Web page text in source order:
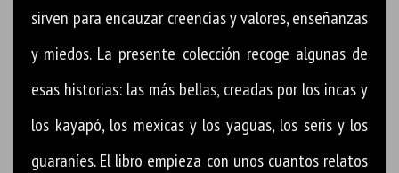
sirven para encauzar creencias y valores, enseñanzas
y miedos. La presente colección recoge algunas de
esas historias: las más bellas, creadas por los incas y
los kayapó, los mexicas y los yaguas, los seris y los
guaraníes. El libro empieza con unos cuantos relatos